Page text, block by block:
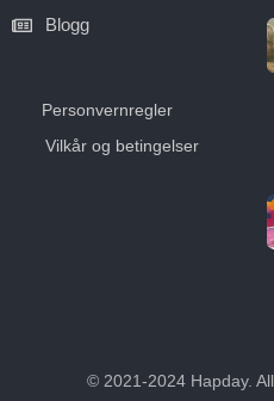
Blogg
Personvernregler
Vilkår og betingelser
© 2021-2024 Hapday.